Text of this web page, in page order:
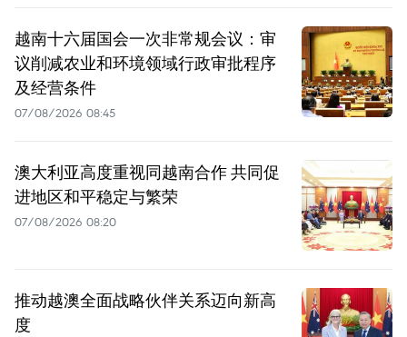
越南十六届国会一次非常规会议：审
议削减农业和环境领域行政审批程序
及经营条件
07/08/2026 08:45
澳大利亚高度重视同越南合作 共同促
进地区和平稳定与繁荣
07/08/2026 08:20
推动越澳全面战略伙伴关系迈向新高
度